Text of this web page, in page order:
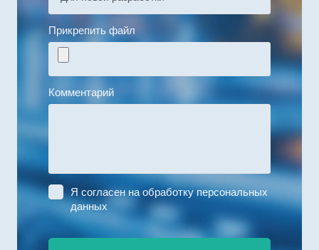
Прикрепить файл
Комментарий
Я согласен на обработку персональных
данных